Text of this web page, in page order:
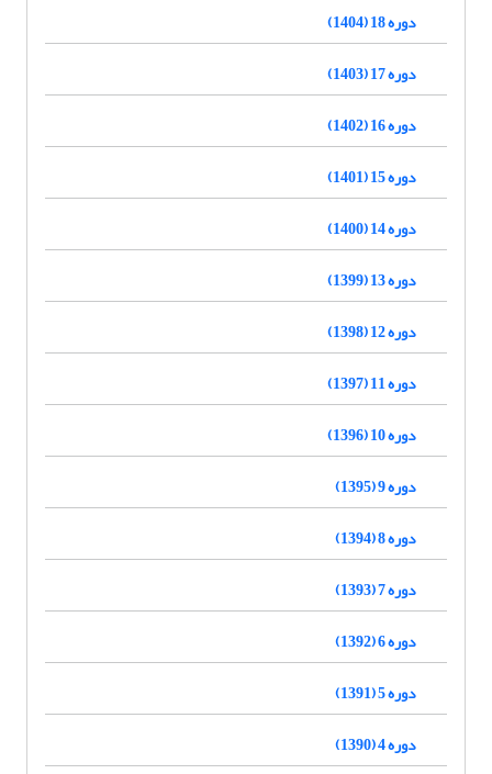
دوره 18 (1404)
دوره 17 (1403)
دوره 16 (1402)
دوره 15 (1401)
دوره 14 (1400)
دوره 13 (1399)
دوره 12 (1398)
دوره 11 (1397)
دوره 10 (1396)
دوره 9 (1395)
دوره 8 (1394)
دوره 7 (1393)
دوره 6 (1392)
دوره 5 (1391)
دوره 4 (1390)